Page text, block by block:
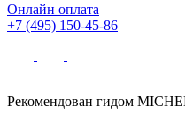
Онлайн оплата
+7 (495) 150-45-86
Рекомендован гидом